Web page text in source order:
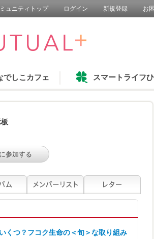
ュニティトップ ログイン 新規登録 お
でしこカフェ スマートライフ
参加する
くつ？フコク生命の＜旬＞な取り組み